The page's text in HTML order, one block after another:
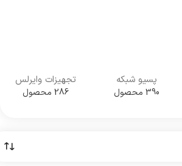
پسیو شبکه
390 محصول
تجهیزات وایرلس
286 محصول